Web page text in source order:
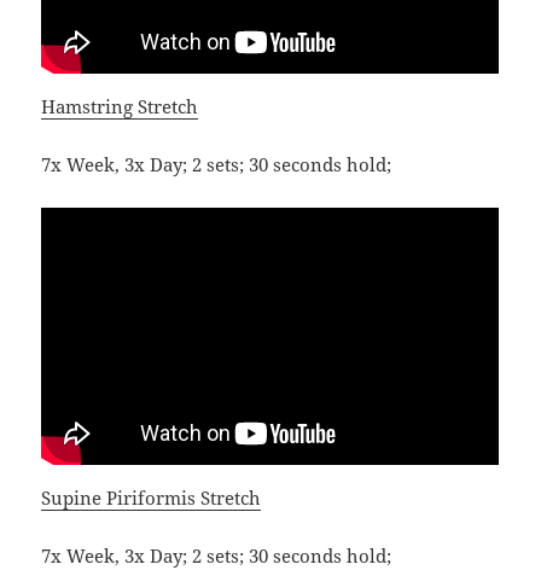
Hamstring Stretch
7x Week, 3x Day; 2 sets; 30 seconds hold;
Supine Piriformis Stretch
7x Week, 3x Day; 2 sets; 30 seconds hold;